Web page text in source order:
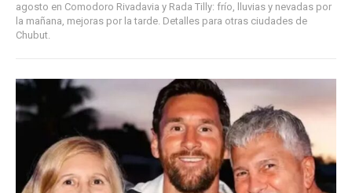
agosto en Comodoro Rivadavia y Rada Tilly: frío, lluvias y nevadas por
la mañana, mejoras por la tarde. Detalles para otras ciudades de
Chubut.